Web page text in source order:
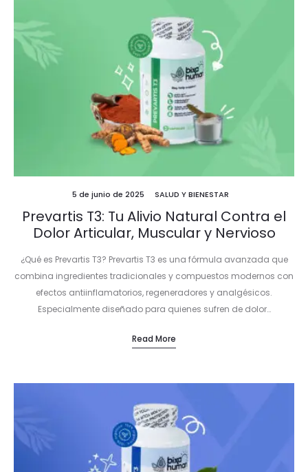
5 de junio de 2025 SALUD Y BIENESTAR
Prevartis T3: Tu Alivio Natural Contra el
Dolor Articular, Muscular y Nervioso
¿Qué es Prevartis T3? Prevartis T3 es una fórmula avanzada que
combina ingredientes tradicionales y compuestos modernos con
efectos antiinflamatorios, regeneradores y analgésicos.
Especialmente diseñado para quienes sufren de dolor…
Read More